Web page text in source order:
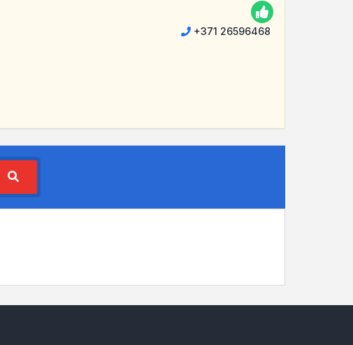
+371 26596468